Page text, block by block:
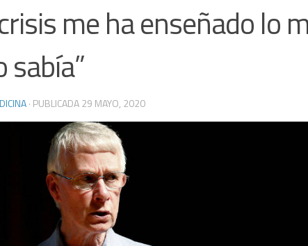
me ha enseñado lo
sabía”
· PUBLICADA29 MAYO, 2020